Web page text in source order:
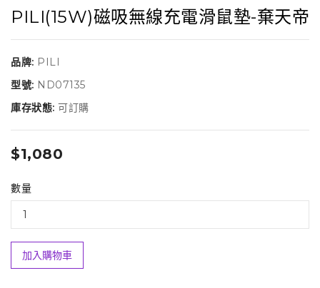
PILI(15W)磁吸無線充電滑鼠墊-棄天帝
品牌: PILI
型號: ND07135
庫存狀態: 可訂購
$1,080
數量
加入購物車